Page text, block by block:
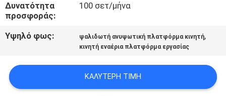
ΖΗΤΉΣΤΕ
ΜΙΑ
SITEMAP
Δυνατότητα
προσφοράς:
100 σετ/μήνα
Υψηλό φως: ψαλιδωτή ανυψωτική πλατφόρμα κινητή,
κινητή εναέρια πλατφόρμα εργασίας
ΚΑΛΎΤΕΡΗ ΤΙΜΉ